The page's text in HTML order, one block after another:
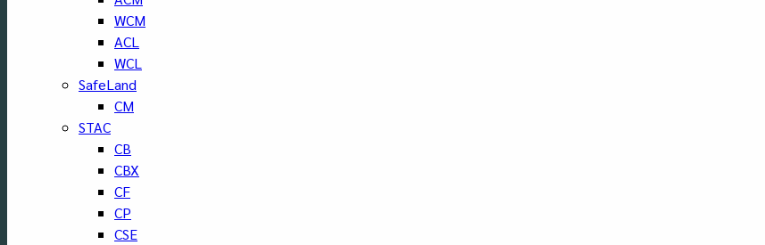
WCM
ACL
WCL
SafeLand
CM
STAC
CB
CBX
CF
CP
CSE